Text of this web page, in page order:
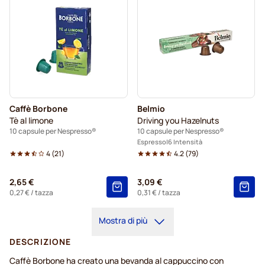
Caffè Borbone
Tè al limone
10 capsule per Nespresso®
4(21)
2,65 €
0,27 €/ tazza
Belmio
Driving you Hazelnuts
10 capsule per Nespresso®
Espresso 6 Intensità
4.2(79)
3,09 €
0,31 €/ tazza
Mostra di più
DESCRIZIONE
Caffè Borbone ha creato una bevanda al cappuccino con